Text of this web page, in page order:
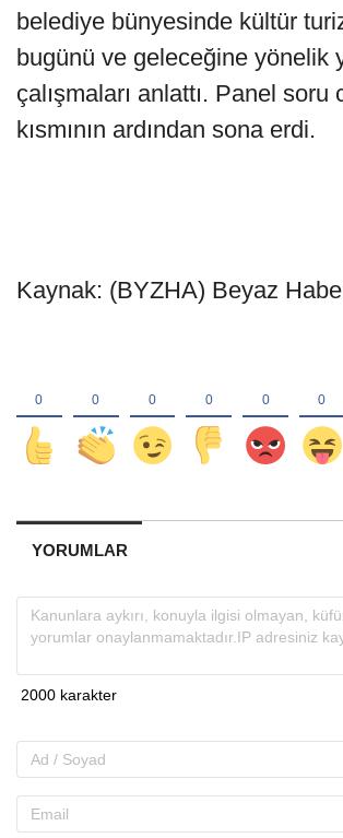
belediye bünyesinde kültür
bugünü ve geleceğine yönelik
çalışmaları anlattı. Panel soru
kısmının ardından sona erdi.
Kaynak: (BYZHA) Beyaz
YORUMLAR